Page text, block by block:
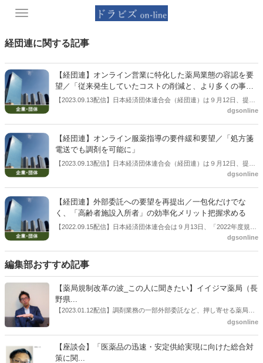
Toggle
経団連に関する記事
【経団連】オンライン営業に特化した薬局業態の容認を要
望／「従来発生していたコストの削減と、より多くの事業
者による市場参入が期待できる」
【2023.09.13配信】日本経済団体連合会（経団連）は９月12日、提言
書「2023年度規制改革要望ー日本経済にダイナミズムを取り戻すー」
容認を要望した。「従来発生していたコストの削減と、より多くの事
業者による市場参入が期待できる」などとしている。
dgsonline
【経団連】オンライン服薬指導の要件緩和要望／「処方箋
電送でも調剤を可能に」
【2023.09.13配信】日本経済団体連合会（経団連）は９月12日、提言
書「2023年度規制改革要望ー日本経済にダイナミズムを取り戻すー」
要望。電送された処方内容に基づいて行う薬剤の調製等も、薬剤師に
よる訪問確認を前提とせず、「オンライン服薬指導後、薬剤師以外の
従業員や配送員が患家を訪問し、処方箋を受領・内容を確認すること
により、薬剤師本人による当該処方箋原本の受領・確認なしでも、遡
って当該処方箋による薬局での調剤とみなす」こととすべきであると
している。
dgsonline
【経団連】外部委託への要望を再提出／一包化だけでな
く、「高齢者施設入所者」の効率化メリット把握求める
【2022.09.15配信】日本経済団体連合会は９月13日、「2022年度規制
改革要望」をまとめ、公表した。新規項目では「健康を支えるヘルス
部委託を含む「薬剤師の対人業務シフトに向けた対物業務の効率化」
を掲げている。外部委託に関しては、一包化だけでなく「高齢者施設
dgsonline
編集部おすすめ記事
【薬局規制改革の波_この人に聞きたい】イイジマ薬局（長
野県...
【2023.01.12配信】調剤業務の一部外部委託など、押し寄せる薬局業
界への規制改革の波。この規制改革の波を薬局業界はどう受け止めた
はないだろうか。本紙ではこうした問題について、厚労省「薬局薬剤
師の業務及び薬局の機能に関するワーキンググループ」に参考人とし
dgsonline
【座談会】「医薬品の迅速・安定供給実現に向けた総合対
策に関...